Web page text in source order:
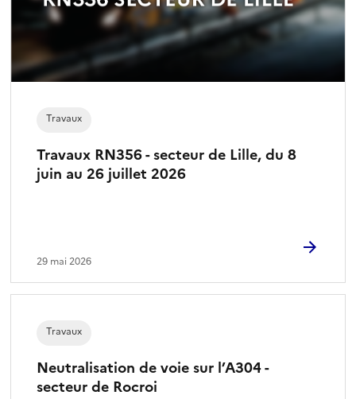
Travaux RN356 - secteur de Lille, du 8
juin au 26 juillet 2026
Travaux
29 mai 2026
Neutralisation de voie sur l’A304 -
secteur de Rocroi
Travaux